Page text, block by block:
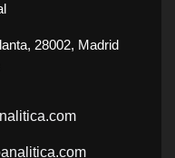
28002, Madrid